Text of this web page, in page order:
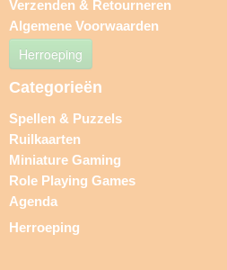
Verzenden & Retourneren
Algemene Voorwaarden
Herroeping
Categorieën
Spellen & Puzzels
Ruilkaarten
Miniature Gaming
Role Playing Games
Agenda
Herroeping